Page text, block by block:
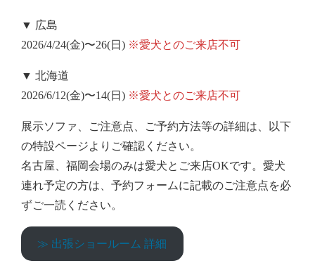
▼ 広島
2026/4/24(金)〜26(日) ※愛犬とのご来店不可
▼ 北海道
2026/6/12(金)〜14(日) ※愛犬とのご来店不可
展示ソファ、ご注意点、ご予約方法等の詳細は、以下
の特設ページよりご確認ください。
名古屋、福岡会場のみは愛犬とご来店OKです。愛犬
連れ予定の方は、予約フォームに記載のご注意点を必
ずご一読ください。
≫ 出張ショールーム 詳細